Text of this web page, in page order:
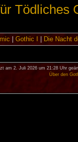
Tödliches
Gothic I Die Nacht
am 2. Juli 2026 um 21:28 Uhr
Über den